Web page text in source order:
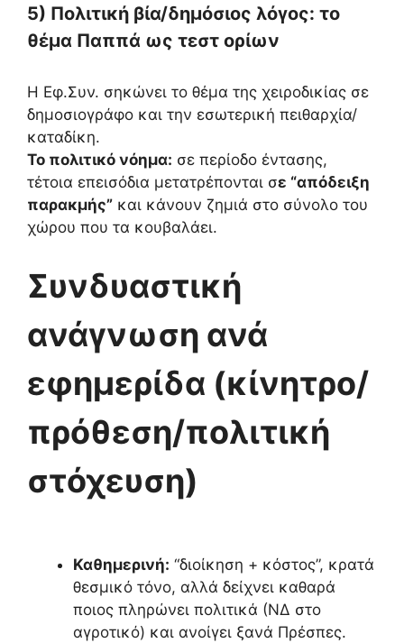
5) Πολιτική βία/δημόσιος λόγος: το
θέμα Παππά ως τεστ ορίων
Η Εφ.Συν. σηκώνει το θέμα της χειροδικίας σε
δημοσιογράφο και την εσωτερική πειθαρχία/
καταδίκη.
Το πολιτικό νόημα: σε περίοδο έντασης,
τέτοια επεισόδια μετατρέπονται σε “απόδειξη
παρακμής” και κάνουν ζημιά στο σύνολο του
χώρου που τα κουβαλάει.
Συνδυαστική
ανάγνωση ανά
εφημερίδα (κίνητρο/
πρόθεση/πολιτική
στόχευση)
Καθημερινή: “διοίκηση + κόστος”, κρατά
θεσμικό τόνο, αλλά δείχνει καθαρά
ποιος πληρώνει πολιτικά (ΝΔ στο
αγροτικό) και ανοίγει ξανά Πρέσπες.